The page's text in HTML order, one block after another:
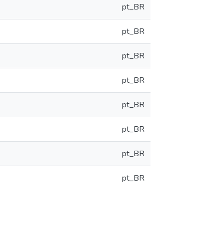
pt_BR
pt_BR
pt_BR
pt_BR
pt_BR
pt_BR
pt_BR
pt_BR